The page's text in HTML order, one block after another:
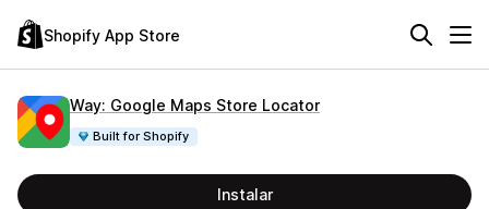
Shopify App Store
Way: Google Maps Store Locator
Built for Shopify
Instalar